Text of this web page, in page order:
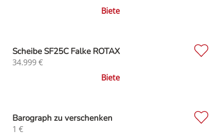
Biete
Scheibe SF25C Falke ROTAX
34.999€
Biete
Barograph zu verschenken
1 €